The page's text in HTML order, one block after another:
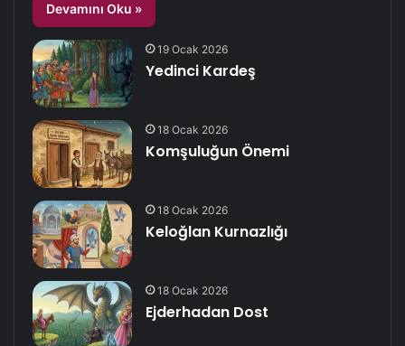
Devamını Oku »
19 Ocak 2026
Yedinci Kardeş
18 Ocak 2026
Komşuluğun Önemi
18 Ocak 2026
Keloğlan Kurnazlığı
18 Ocak 2026
Ejderhadan Dost